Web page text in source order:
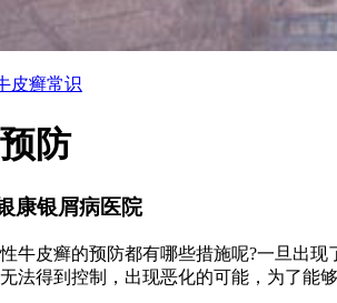
皮癣常识
防
康银屑病医院
皮癣的预防都有哪些措施呢?一旦出现
法得到控制，出现恶化的可能，为了能